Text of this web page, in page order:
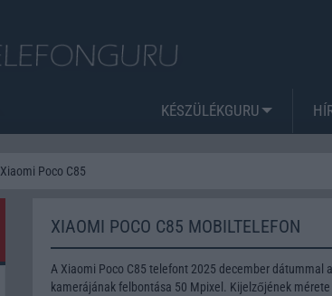
KÉSZÜLÉKGURU
Xiaomi Poco C85
XIAOMI POCO C85 MOBILTELEFON
A Xiaomi Poco C85 telefont 2025 december dátummal
kamerájának felbontása 50 Mpixel. Kijelzőjének